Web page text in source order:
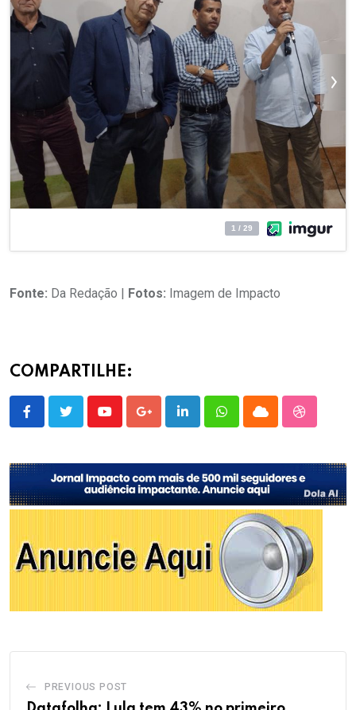
Fonte: Da Redação | Fotos: Imagem de Impacto
COMPARTILHE:
YoutubeGoogle+LinkedInWhatsappCloud
PREVIOUS POST